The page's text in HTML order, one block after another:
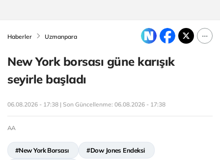
Haberler Uzmanpara
New York borsası güne karışık
seyirle başladı
06.08.2026 - 17:38 | Son Güncellenme: 06.08.2026 - 17:38
AA
#New York Borsası #Dow Jones Endeksi